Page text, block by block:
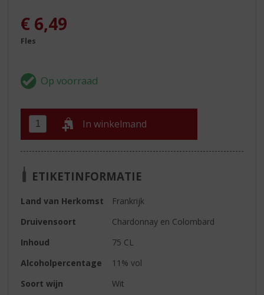
€ 6,49
Fles
In winkelmand
ETIKETINFORMATIE
Land van Herkomst
Frankrijk
Druivensoort
Chardonnay en Colombard
Inhoud
75 CL
Alcoholpercentage
11% vol
Soort wijn
Wit